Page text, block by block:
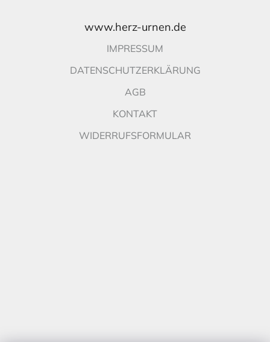
www.herz-urnen.de
IMPRESSUM
DATENSCHUTZERKLÄRUNG
AGB
KONTAKT
WIDERRUFSFORMULAR